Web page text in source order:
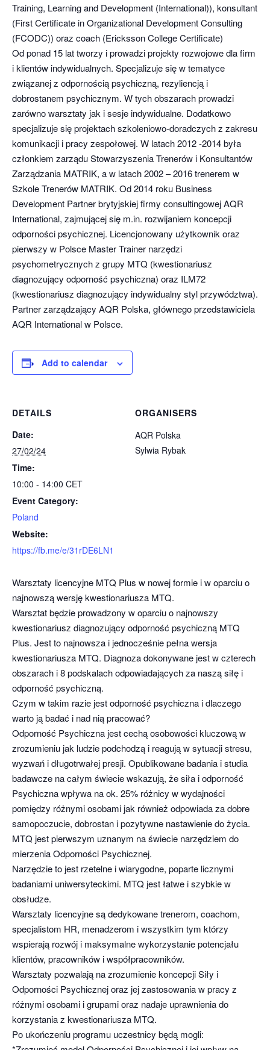
Training, Learning and Development (International)), konsultant
(First Certificate in Organizational Development Consulting
(FCODC)) oraz coach (Ericksson College Certificate)
Od ponad 15 lat tworzy i prowadzi projekty rozwojowe dla firm
i klientów indywidualnych. Specjalizuje się w tematyce
związanej z odpornością psychiczną, rezyliencją i
dobrostanem psychicznym. W tych obszarach prowadzi
zarówno warsztaty jak i sesje indywidualne. Dodatkowo
specjalizuje się projektach szkoleniowo-doradczych z zakresu
komunikacji i pracy zespołowej. W latach 2012 -2014 była
członkiem zarządu Stowarzyszenia Trenerów i Konsultantów
Zarządzania MATRIK, a w latach 2002 – 2016 trenerem w
Szkole Trenerów MATRIK. Od 2014 roku Business
Development Partner brytyjskiej firmy consultingowej AQR
International, zajmującej się m.in. rozwijaniem koncepcji
odporności psychicznej. Licencjonowany użytkownik oraz
pierwszy w Polsce Master Trainer narzędzi
psychometrycznych z grupy MTQ (kwestionariusz
diagnozujący odporność psychiczna) oraz ILM72
(kwestionariusz diagnozujący indywidualny styl przywództwa).
Partner zarządzający AQR Polska, głównego przedstawiciela
AQR International w Polsce.
Add to calendar
DETAILS
Date:
27/02/24
Time:
10:00 - 14:00 CET
Event Category:
Poland
Website:
https://fb.me/e/31rDE6LN1
ORGANISERS
AQR Polska
Sylwia Rybak
Warsztaty licencyjne MTQ Plus w nowej formie i w oparciu o
najnowszą wersję kwestionariusza MTQ.
Warsztat będzie prowadzony w oparciu o najnowszy
kwestionariusz diagnozujący odporność psychiczną MTQ
Plus. Jest to najnowsza i jednocześnie pełna wersja
kwestionariusza MTQ. Diagnoza dokonywane jest w czterech
obszarach i 8 podskalach odpowiadających za naszą siłę i
odporność psychiczną.
Czym w takim razie jest odporność psychiczna i dlaczego
warto ją badać i nad nią pracować?
Odporność Psychiczna jest cechą osobowości kluczową w
zrozumieniu jak ludzie podchodzą i reagują w sytuacji stresu,
wyzwań i długotrwałej presji. Opublikowane badania i studia
badawcze na całym świecie wskazują, że siła i odporność
Psychiczna wpływa na ok. 25% różnicy w wydajności
pomiędzy różnymi osobami jak również odpowiada za dobre
samopoczucie, dobrostan i pozytywne nastawienie do życia.
MTQ jest pierwszym uznanym na świecie narzędziem do
mierzenia Odporności Psychicznej.
Narzędzie to jest rzetelne i wiarygodne, poparte licznymi
badaniami uniwersyteckimi. MTQ jest łatwe i szybkie w
obsłudze.
Warsztaty licencyjne są dedykowane trenerom, coachom,
specjalistom HR, menadzerom i wszystkim tym którzy
wspierają rozwój i maksymalne wykorzystanie potencjału
klientów, pracowników i współpracowników.
Warsztaty pozwalają na zrozumienie koncepcji Siły i
Odporności Psychicznej oraz jej zastosowania w pracy z
różnymi osobami i grupami oraz nadaje uprawnienia do
korzystania z kwestionariusza MTQ.
Po ukończeniu programu uczestnicy będą mogli: